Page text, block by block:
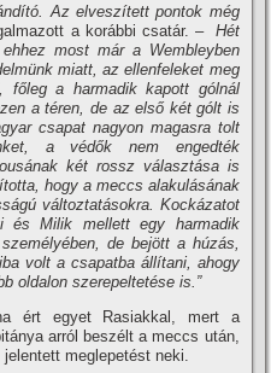
Az elveszített pontok még
a korábbi csatár. – Hét
most már a Wembleyben
miatt, az ellenfeleket meg
főleg a harmadik kapott gólnál
a téren, de az első két gólt is
csapat nagyon magasra tolt
a védők nem engedték
két rossz választása is
hogy a meccs alakulásának
változtatásokra. Kockázatot
és Milik mellett egy harmadik
de bejött a húzás,
volt a csapatba állítani, ahogy
oldalon szerepeltetése is.”
ért egyet Rasiakkal, mert a
arról beszélt a meccs után,
meglepetést neki.